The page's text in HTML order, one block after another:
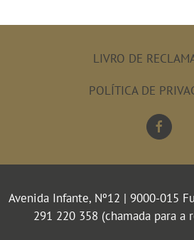
LIVRO DE
POLÍTICA DE
Avenida Infante, Nº12 | 9000-015
291 220 358 (chamada para a